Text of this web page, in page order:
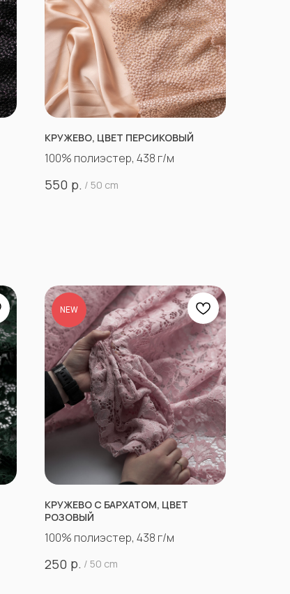
КРУЖЕВО, ЦВЕТ ПЕРСИКОВЫЙ
100% полиэстер, 438 г/м
550 р. / 50 cm
NEW
КРУЖЕВО С БАРХАТОМ, ЦВЕТ
РОЗОВЫЙ
100% полиэстер, 438 г/м
250 р. / 50 cm